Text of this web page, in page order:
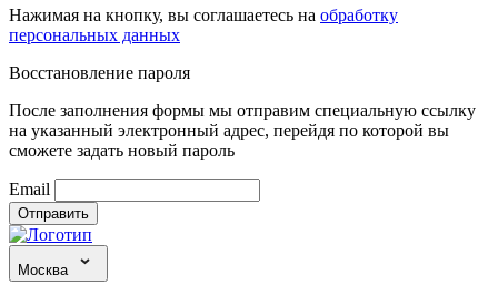
Нажимая на кнопку, вы соглашаетесь на обработку
персональных данных
Восстановление пароля
После заполнения формы мы отправим специальную ссылку
на указанный электронный адрес, перейдя по которой вы
сможете задать новый пароль
Email
Отправить
Москва